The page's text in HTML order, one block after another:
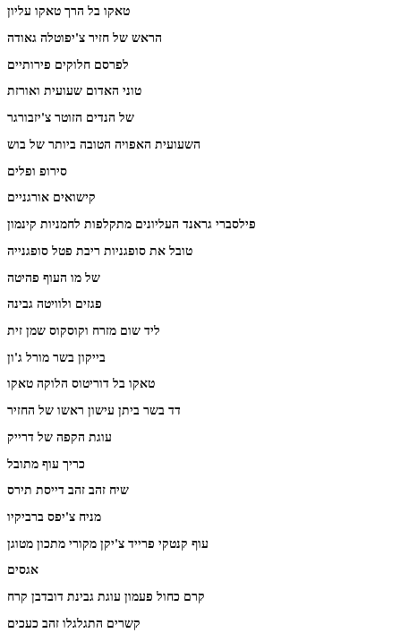
טאקו בל הרך טאקו עליון
הראש של חזיר צ'יפוטלה גאודה
לפרסם חלוקים פירותיים
טוני האדום שעועית ואורזת
של הנדים הזוטר צ'יזבורגר
השעועית האפויה הטובה ביותר של בוש
סירופ ופלים
קישואים אורגניים
פילסברי גראנד העליונים מתקלפות לחמניות קינמון
טובל את סופגניות ריבת פטל סופגנייה
של מו העוף פהיטה
פגזים ולוויטה גבינה
ליד שום מזרח וקוסקוס שמן זית
בייקון בשר מורל ג'ון
טאקו בל דוריטוס הלוקה טאקו
דד בשר ביתן עישון ראשו של החזיר
עוגת הקפה של דרייק
כריך עוף מתובל
שיח זהב זהב דייסת תירס
מניח צ'יפס ברביקיו
עוף קנטקי פרייד צ'יקן מקורי מתכון מטוגן
אגסים
קרם כחול פעמון עוגת גבינת דובדבן קרח
קשרים התגלגלו זהב כעכים